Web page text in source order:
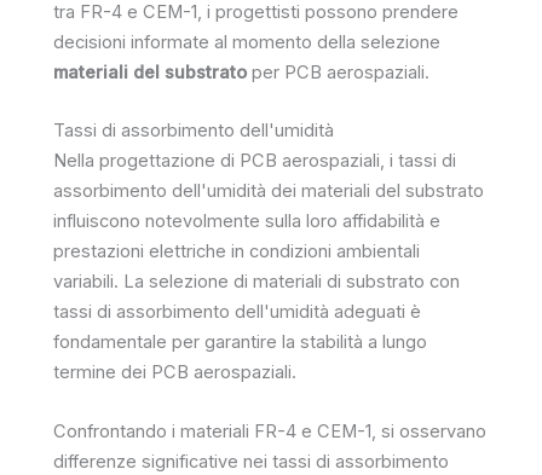
tra FR-4 e CEM-1, i progettisti possono prendere
decisioni informate al momento della selezione
materiali del substrato per PCB aerospaziali.
Tassi di assorbimento dell'umidità
Nella progettazione di PCB aerospaziali, i tassi di
assorbimento dell'umidità dei materiali del substrato
influiscono notevolmente sulla loro affidabilità e
prestazioni elettriche in condizioni ambientali
variabili. La selezione di materiali di substrato con
tassi di assorbimento dell'umidità adeguati è
fondamentale per garantire la stabilità a lungo
termine dei PCB aerospaziali.
Confrontando i materiali FR-4 e CEM-1, si osservano
differenze significative nei tassi di assorbimento